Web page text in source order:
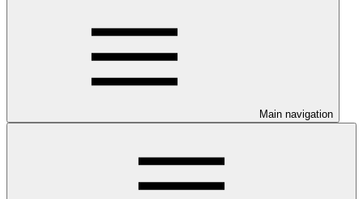
Main navigation